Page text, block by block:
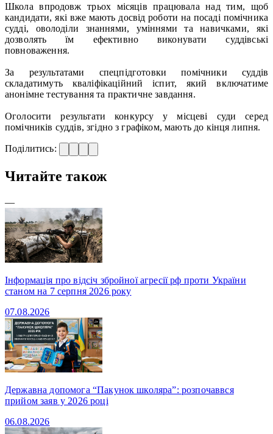
Школа впродовж трьох місяців працювала над тим, щоб
кандидати, які вже мають досвід роботи на посаді помічника
судді, оволоділи знаннями, уміннями та навичками, які
дозволять їм ефективно виконувати суддівські
повноваження.
За результатами спецпідготовки помічники суддів
складатимуть кваліфікаційний іспит, який включатиме
анонімне тестування та практичне завдання.
Оголосити результати конкурсу у місцеві суди серед
помічників суддів, згідно з графіком, мають до кінця липня.
Поділитись:
Читайте також
—
Інформація про відсіч збройної агресії рф проти України
станом на 7 серпня 2026 року
07.08.2026
Державна допомога “Пакунок школяра”: розпочаввся
прийом заяв у 2026 році
06.08.2026